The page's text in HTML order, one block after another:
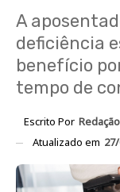
A
deficiência
benefício
tempo de
Escrito Por
Atualizado em